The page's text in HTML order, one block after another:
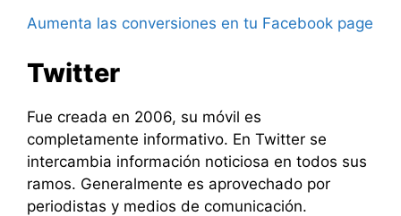
Aumenta las conversiones en tu Facebook page
Twitter
Fue creada en 2006, su móvil es
completamente informativo. En Twitter se
intercambia información noticiosa en todos sus
ramos. Generalmente es aprovechado por
periodistas y medios de comunicación.